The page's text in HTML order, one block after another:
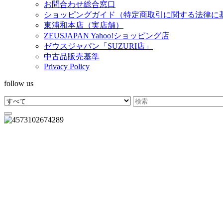
お問合わせ総合窓口
ショッピングガイド（特定商取引に関する法律に
東浦和本店（実店舗）
ZEUSJAPAN Yahoo!ショッピング店
ゼウスジャパン「SUZURI店」
中古品販売基準
Privacy Policy
follow us